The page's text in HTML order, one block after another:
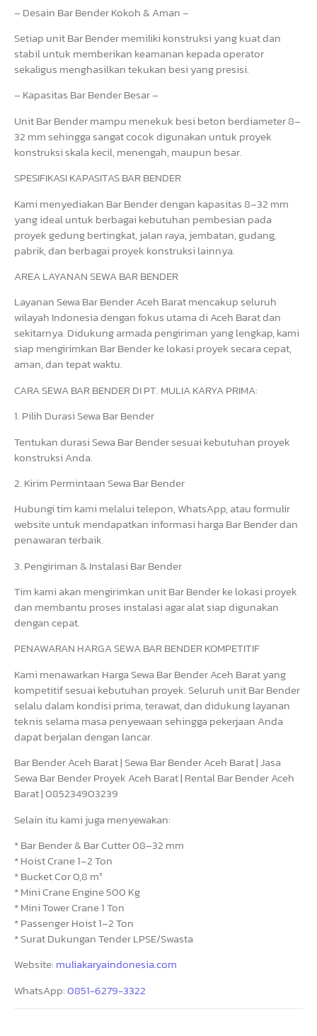
– Desain Bar Bender Kokoh & Aman –
Setiap unit Bar Bender memiliki konstruksi yang kuat dan
stabil untuk memberikan keamanan kepada operator
sekaligus menghasilkan tekukan besi yang presisi.
– Kapasitas Bar Bender Besar –
Unit Bar Bender mampu menekuk besi beton berdiameter 8–
32 mm sehingga sangat cocok digunakan untuk proyek
konstruksi skala kecil, menengah, maupun besar.
SPESIFIKASI KAPASITAS BAR BENDER
Kami menyediakan Bar Bender dengan kapasitas 8–32 mm
yang ideal untuk berbagai kebutuhan pembesian pada
proyek gedung bertingkat, jalan raya, jembatan, gudang,
pabrik, dan berbagai proyek konstruksi lainnya.
AREA LAYANAN SEWA BAR BENDER
Layanan Sewa Bar Bender Aceh Barat mencakup seluruh
wilayah Indonesia dengan fokus utama di Aceh Barat dan
sekitarnya. Didukung armada pengiriman yang lengkap, kami
siap mengirimkan Bar Bender ke lokasi proyek secara cepat,
aman, dan tepat waktu.
CARA SEWA BAR BENDER DI PT. MULIA KARYA PRIMA:
1. Pilih Durasi Sewa Bar Bender
Tentukan durasi Sewa Bar Bender sesuai kebutuhan proyek
konstruksi Anda.
2. Kirim Permintaan Sewa Bar Bender
Hubungi tim kami melalui telepon, WhatsApp, atau formulir
website untuk mendapatkan informasi harga Bar Bender dan
penawaran terbaik.
3. Pengiriman & Instalasi Bar Bender
Tim kami akan mengirimkan unit Bar Bender ke lokasi proyek
dan membantu proses instalasi agar alat siap digunakan
dengan cepat.
PENAWARAN HARGA SEWA BAR BENDER KOMPETITIF
Kami menawarkan Harga Sewa Bar Bender Aceh Barat yang
kompetitif sesuai kebutuhan proyek. Seluruh unit Bar Bender
selalu dalam kondisi prima, terawat, dan didukung layanan
teknis selama masa penyewaan sehingga pekerjaan Anda
dapat berjalan dengan lancar.
Bar Bender Aceh Barat | Sewa Bar Bender Aceh Barat | Jasa
Sewa Bar Bender Proyek Aceh Barat | Rental Bar Bender Aceh
Barat | 085234903239
Selain itu kami juga menyewakan:
* Bar Bender & Bar Cutter 08–32 mm
* Hoist Crane 1–2 Ton
* Bucket Cor 0,8 m³
* Mini Crane Engine 500 Kg
* Mini Tower Crane 1 Ton
* Passenger Hoist 1–2 Ton
* Surat Dukungan Tender LPSE/Swasta
Website: muliakaryaindonesia.com
WhatsApp:0851-6279-3322